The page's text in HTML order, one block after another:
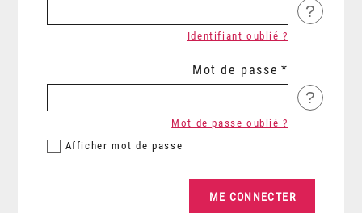
?
Identifiant oublié ?
Mot de passe
?
Afficher mot de passe
Mot de passe oublié ?